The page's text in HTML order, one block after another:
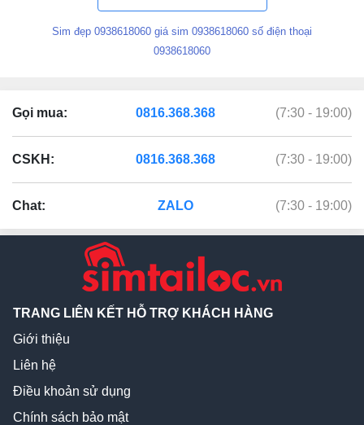
Sim đẹp 0938618060 giá sim 0938618060 số điện thoại
0938618060
Gọi mua: 0816.368.368 (7:30 - 19:00)
CSKH: 0816.368.368 (7:30 - 19:00)
Chat: ZALO (7:30 - 19:00)
TRANG LIÊN KẾT HỖ TRỢ KHÁCH HÀNG
Giới thiệu
Liên hệ
Điều khoản sử dụng
Chính sách bảo mật